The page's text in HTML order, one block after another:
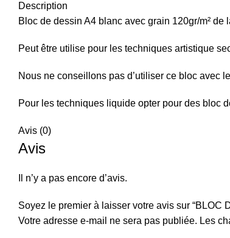
Description
Bloc de dessin A4 blanc avec grain 120gr/m² de
Peut être utilise pour les techniques artistique
Nous ne conseillons pas d’utiliser ce bloc avec
Pour les techniques liquide opter pour des bloc
Avis (0)
Avis
Il n’y a pas encore d’avis.
Soyez le premier à laisser votre avis sur “BLOC
Votre adresse e-mail ne sera pas publiée. Les